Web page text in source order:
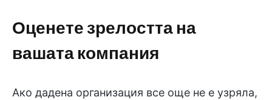
Оценете зрелостта на
вашата компания
Ако дадена организация все още не е узряла,